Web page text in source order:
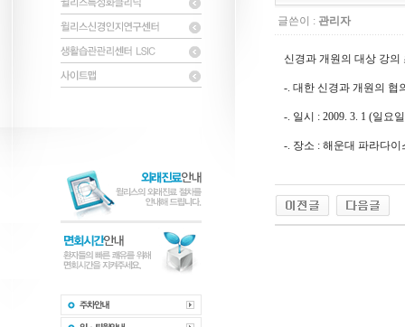
글쓴이 : 관리자
신경과 개원의 대상 강
-. 대한 신경과 개원의 협
-. 일시 : 2009. 3. 1 (일요
-. 장소 : 해운대 파라다